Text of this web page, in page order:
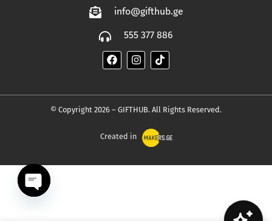
info@gifthub.ge
555 377 886
© Copyright 2026 – GIFTHUB. All Rights Reserved.
Created in